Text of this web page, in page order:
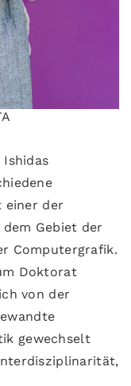
einer der
Gebiet der
Computergrafik.
Doktorat
von der
gewechselt